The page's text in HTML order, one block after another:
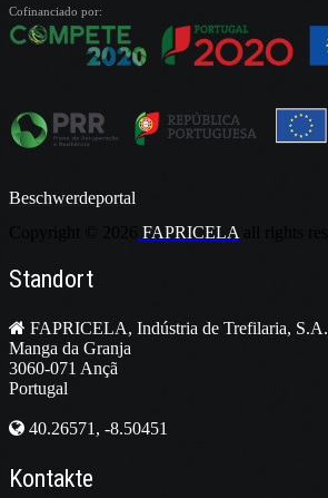
Cofinanciado por:
Beschwerdeportal
FAPRICELA
Standort
FAPRICELA, Indústria de Trefilaria, S.A.
Manga da Granja
3060-071 Ançã
Portugal
40.26571, -8.50451
Kontakte